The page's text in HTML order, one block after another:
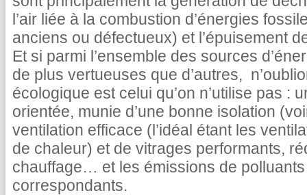
l’air liée à la combustion d’énergies
anciens ou défectueux) et l’épuisement
Et si parmi l’ensemble des sources
de plus vertueuses que d’autres,
écologique est celui qu’on n’utilise pas :
orientée, munie d’une bonne isolation
ventilation efficace (l’idéal étant les
de chaleur) et de vitrages performants,
chauffage… et les émissions de
correspondants.